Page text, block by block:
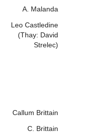
A. Malanda
Leo Castledine
(Thay: David
Strelec)
Callum Brittain
C. Brittain